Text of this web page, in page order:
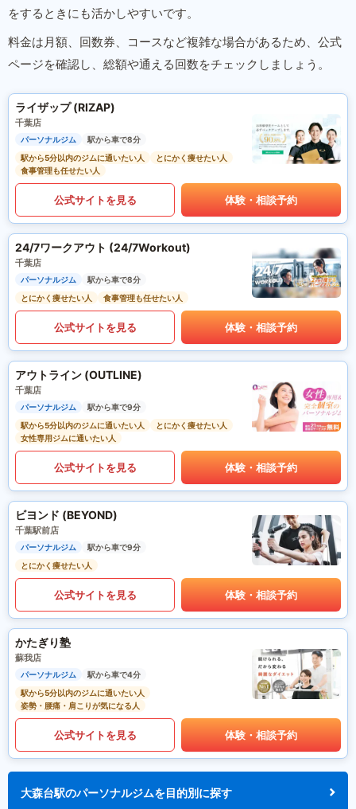
をするときにも活かしやすいです。
料金は月額、回数券、コースなど複雑な場合があるため、公式
ページを確認し、総額や通える回数をチェックしましょう。
ライザップ (RIZAP)
千葉店
パーソナルジム
駅から車で8分
駅から5分以内のジムに通いたい人
とにかく痩せたい人
食事管理も任せたい人
公式サイトを見る 体験・相談予約
24/7ワークアウト (24/7Workout)
千葉店
パーソナルジム
駅から車で8分
とにかく痩せたい人
食事管理も任せたい人
公式サイトを見る 体験・相談予約
アウトライン (OUTLINE)
千葉店
パーソナルジム
駅から車で9分
駅から5分以内のジムに通いたい人
とにかく痩せたい人
女性専用ジムに通いたい人
公式サイトを見る 体験・相談予約
ビヨンド (BEYOND)
千葉駅前店
パーソナルジム
駅から車で9分
とにかく痩せたい人
公式サイトを見る 体験・相談予約
かたぎり塾
蘇我店
パーソナルジム
駅から車で4分
駅から5分以内のジムに通いたい人
姿勢・腰痛・肩こりが気になる人
公式サイトを見る 体験・相談予約
大森台駅のパーソナルジムを目的別に探す